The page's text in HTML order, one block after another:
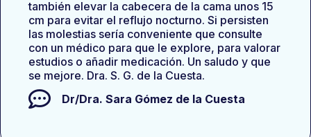
también elevar la cabecera de la cama unos 15
cm para evitar el reflujo nocturno. Si persisten
las molestias sería conveniente que consulte
con un médico para que le explore, para valorar
estudios o añadir medicación. Un saludo y que
se mejore. Dra. S. G. de la Cuesta.
Dr/Dra. Sara Gómez de la Cuesta